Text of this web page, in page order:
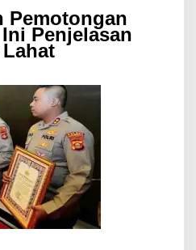
Pemotongan
Penjelasan